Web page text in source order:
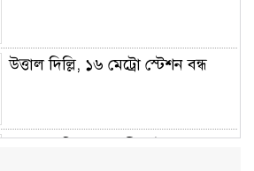
উত্তাল দিল্লি, ১৬ মেট্রো স্টেশন বন্ধ